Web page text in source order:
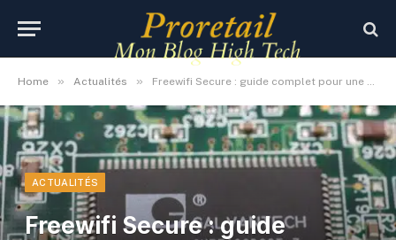
Home » Actualités » Freewifi Secure : guide complet pour une connexion sécurisée
ACTUALITÉS
Freewifi Secure : guide